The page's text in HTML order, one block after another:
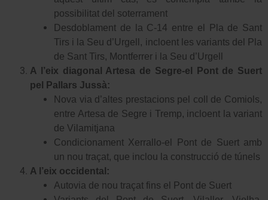
possibilitat del soterrament
Desdoblament de la C-14 entre el Pla de Sant
Tirs i la Seu d’Urgell, incloent les variants del Pla
de Sant Tirs, Montferrer i la Seu d’Urgell
A l’eix diagonal Artesa de Segre-el Pont de Suert
pel Pallars Jussà:
Nova via d’altes prestacions pel coll de Comiols,
entre Artesa de Segre i Tremp, incloent la variant
de Vilamitjana
Condicionament Xerrallo-el Pont de Suert amb
un nou traçat, que inclou la construcció de túnels
A l’eix occidental:
Autovia de nou traçat fins el Pont de Suert